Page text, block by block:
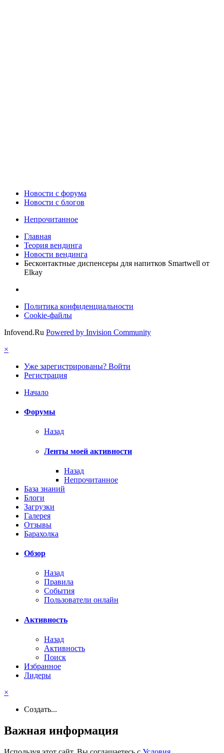
Новости c форума
Новости с блогов
Непрочитанное
Главная
Теория вендинга
Новости вендинга
Бесконтактные диспенсеры для напитков Smartwell от
Elkay
Политика конфиденциальности
Cookie-файлы
Infovend.Ru Powered by Invision Community
×
Уже зарегистрированы? Войти
Регистрация
Начало
Форумы
Назад
Ленты моей активности
Назад
Непрочитанное
База знаний
Блоги
Загрузки
Галерея
Отзывы
Барахолка
Обзор
Назад
Правила
События
Пользователи онлайн
Активность
Назад
Активность
Поиск
Избранное
Лидеры
×
Создать...
Важная информация